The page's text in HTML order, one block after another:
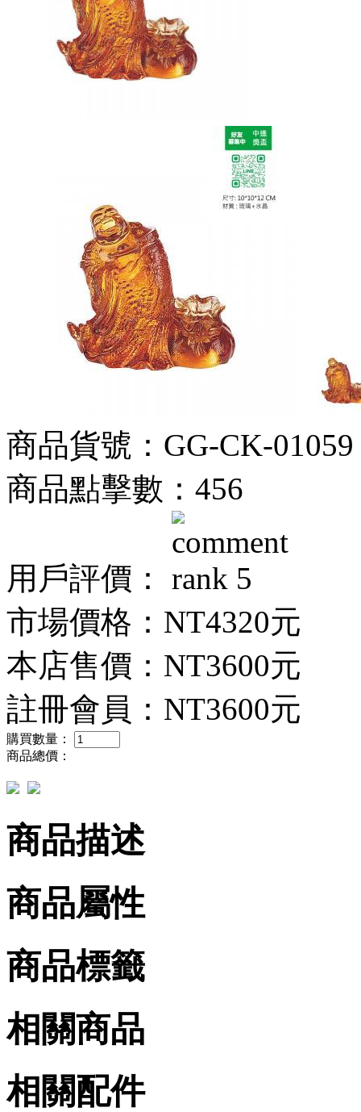
商品貨號：GG-CK-01059
商品點擊數：456
用戶評價：
市場價格： NT4320元
本店售價： NT3600元
註冊會員： NT3600元
購買數量：
商品總價：
商品描述
商品屬性
商品標籤
相關商品
相關配件